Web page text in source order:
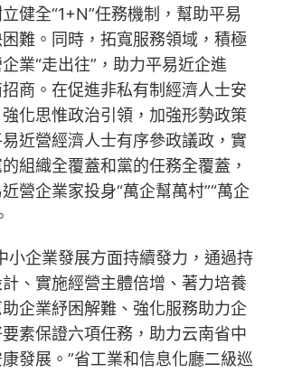
健全“1+N”任務機制，幫助平易
難。同時，拓寬服務領域，積極
業“走出往”，助力平易近企進
商。在促進非私有制經濟人士安
化思惟政治引領，加強形勢政策
近營經濟人士有序參政議政，實
組織全覆蓋和黨的任務全覆蓋，
營企業家投身“萬企幫萬村”“萬企
小企業發展方面持續發力，通過持
、實施經營主體倍增、著力培養
企業紓困解難、強化服務助力企
素保證六項任務，助力云南省中
發展。”省工業和信息化廳二級巡